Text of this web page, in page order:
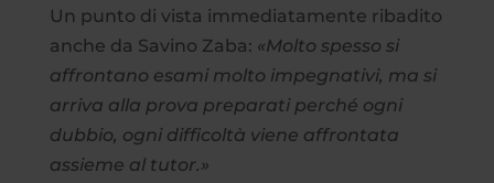
Un punto di vista immediatamente ribadito
anche da Savino Zaba: «Molto spesso si
affrontano esami molto impegnativi, ma si
arriva alla prova preparati perché ogni
dubbio, ogni difficoltà viene affrontata
assieme al tutor.»